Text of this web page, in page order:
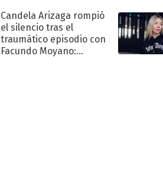
Candela Arizaga rompió
el silencio tras el
traumático episodio con
Facundo Moyano: